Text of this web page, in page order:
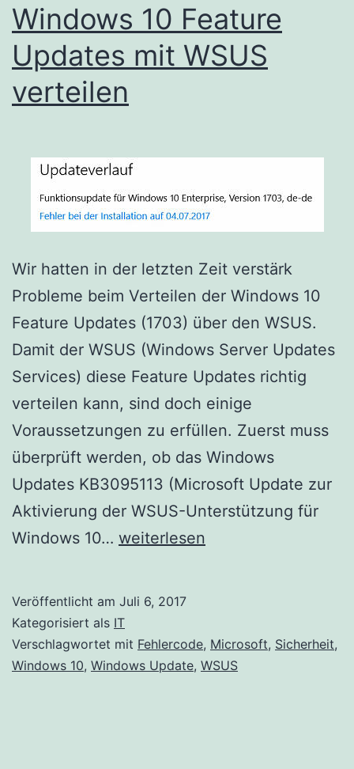
Windows 10 Feature
Updates mit WSUS
verteilen
Wir hatten in der letzten Zeit verstärk
Probleme beim Verteilen der Windows 10
Feature Updates (1703) über den WSUS.
Damit der WSUS (Windows Server Updates
Services) diese Feature Updates richtig
verteilen kann, sind doch einige
Voraussetzungen zu erfüllen. Zuerst muss
überprüft werden, ob das Windows
Updates KB3095113 (Microsoft Update zur
Aktivierung der WSUS-Unterstützung für
Windows 10… Windows
Updates
mit
WSUS
weiterlesen
Veröffentlicht am Juli 6, 2017
Kategorisiert als IT
Verschlagwortet mit Fehlercode, Microsoft, Sicherheit,
Windows 10, Windows Update, WSUS